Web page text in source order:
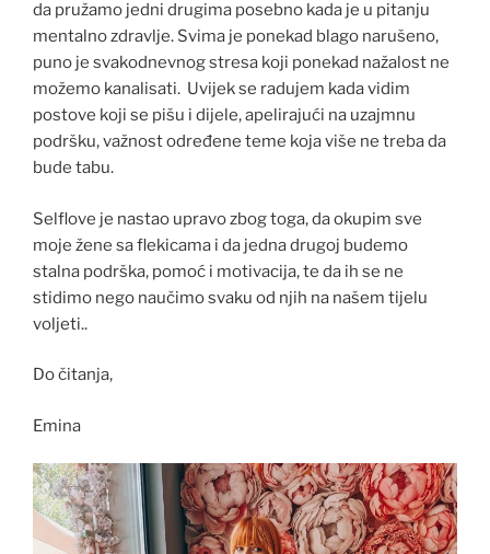
da pružamo jedni drugima posebno kada je u pitanju
mentalno zdravlje. Svima je ponekad blago narušeno,
puno je svakodnevnog stresa koji ponekad nažalost ne
možemo kanalisati. Uvijek se radujem kada vidim
postove koji se pišu i dijele, apelirajući na uzajmnu
podršku, važnost određene teme koja više ne treba da
bude tabu.
Selflove je nastao upravo zbog toga, da okupim sve
moje žene sa flekicama i da jedna drugoj budemo
stalna podrška, pomoć i motivacija, te da ih se ne
stidimo nego naučimo svaku od njih na našem tijelu
voljeti..
Do čitanja,
Emina